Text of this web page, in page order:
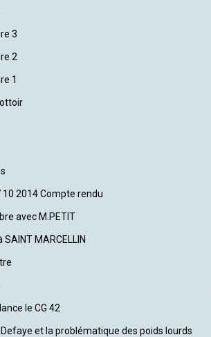
3
2
1
10 2014 Compte rendu
avec M.PETIT
MARCELLIN
le CG 42
et la problématique des poids lourds